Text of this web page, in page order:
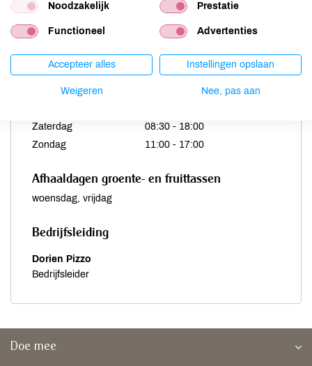
Openingstijden
Maandag
08:30 - 19:00
Dinsdag
08:30 - 19:00
Woensdag
08:30 - 19:00
Donderdag
08:30 - 19:00
Zaterdag
08:30 - 18:00
Zondag
11:00 - 17:00
Afhaaldagen groente- en fruittassen
woensdag, vrijdag
Bedrijfsleiding
Dorien Pizzo
Bedrijfsleider
Doe mee
Noodzakelijk Prestatie
Functioneel Advertenties
Accepteer alles Instellingen opslaan
Weigeren Nee, pas aan